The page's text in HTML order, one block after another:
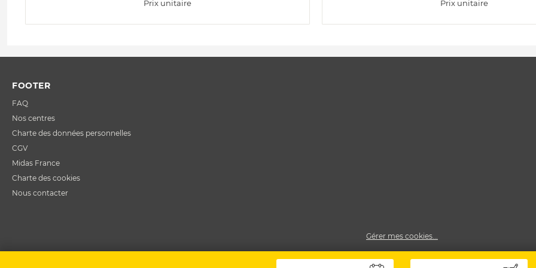
Prix unitaire Prix unitaire
FOOTER
FAQ
Nos centres
Charte des données personnelles
CGV
Midas France
Charte des cookies
Nous contacter
Gérer mes cookies...